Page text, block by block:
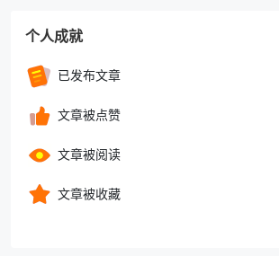
个人成就
已发布文章
文章被点赞
文章被阅读
文章被收藏